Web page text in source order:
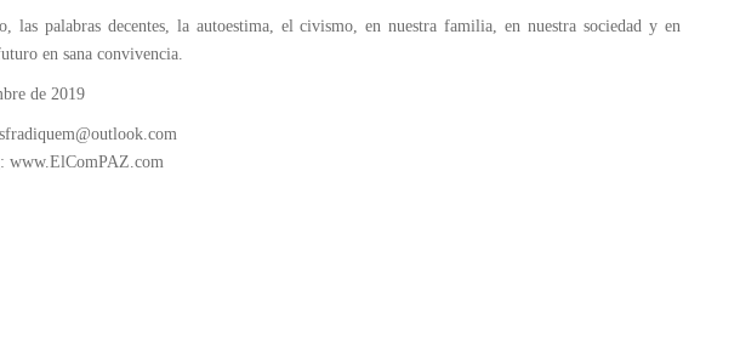
las palabras decentes, la autoestima, el civismo, en nuestra familia, en nuestra sociedad y en
en sana convivencia.
de 2019
www.ElComPAZ.com